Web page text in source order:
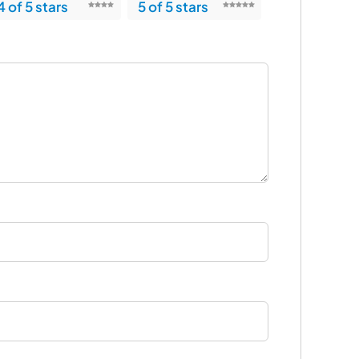
of 5 stars 5 of 5 stars